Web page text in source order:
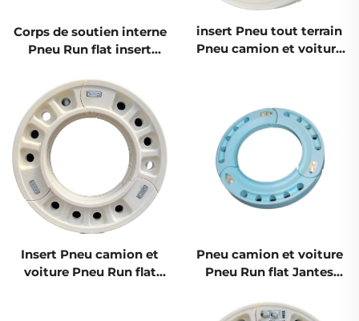
Corps de soutien interne
Pneu Run flat insert
camion et voiture Pneu
chinois Technologie de
pointe hors route
insert Pneu tout terrain
Pneu camion et voiture
Insert Pneu camion et
voiture Pneu Run flat
Pneu camion et voiture
Pneu Run flat Jantes
R17 R18 R19 R20Insert